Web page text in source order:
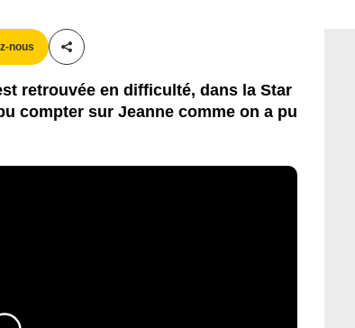
nous
Partager cet article
retrouvée en difficulté, dans la Star
compter sur Jeanne comme on a pu